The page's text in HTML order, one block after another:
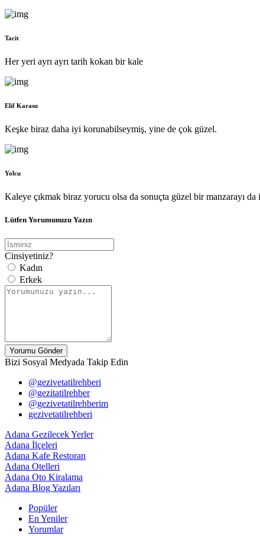
Tacit
Her yeri ayrı ayrı tarih kokan bir kale
Elif Karasu
Keşke biraz daha iyi korunabilseymiş, yine de çok güzel.
Yolcu
Kaleye çıkmak biraz yorucu olsa da sonuçta güzel bir manzarayı
Lütfen Yorumunuzu Yazın
Cinsiyetiniz?
Kadın
Erkek
Yorumu Gönder
Bizi Sosyal Medyada Takip Edin
@gezivetatilrehberi
@gezitatilrehber
@gezivetatilrehberim
gezivetatilrehberi
Adana Gezilecek Yerler
Adana İlçeleri
Adana Kafe Restoran
Adana Otelleri
Adana Oto Kiralama
Adana Blog Yazıları
Popüler
En Yeniler
Yorumlar